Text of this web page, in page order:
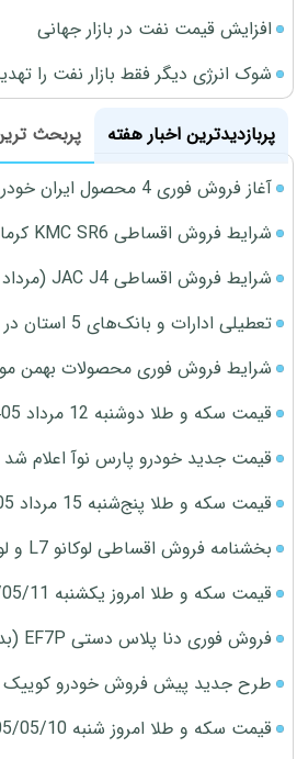
افزایش قیمت نفت در بازار جهانی
شوک انرژی دیگر فقط بازار نفت را
پربازدیدترین اخبار هفته
پربحث
آغاز فروش فوری 4 محصول ایران خودرو در نمایندگی‌ها
شرایط فروش اقساطی KMC SR6 کرمان موتور اعلام شد
شرایط فروش اقساطی JAC J4 (مرداد 1405)
تعطیلی ادارات و بانک‌های 5 استان در روز چهارشنبه
شرایط فروش فوری محصولات بهمن موتور
قیمت سکه و طلا دوشنبه 12 مرداد 1405
قیمت جدید خودرو پارس نوآ اعلام شد
قیمت سکه و طلا پنج‌شنبه 15 مرداد 1405
بخشنامه فروش اقساطی لوکانو L7 و لوکانو L8 (مرداد 1405)
قیمت سکه و طلا امروز یکشنبه 1405/05/11
فروش فوری دنا پلاس دستی EF7P (بدون قرعه کشی)
طرح جدید پیش فروش خودرو کوییک
قیمت سکه و طلا امروز شنبه 1405/05/10